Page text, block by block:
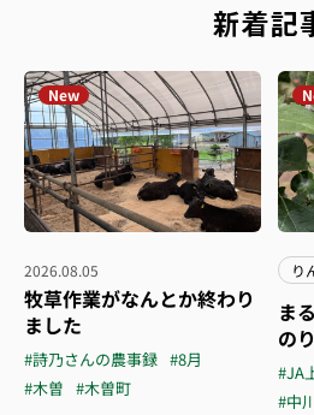
新着記
New
2026.08.05
牧草作業がなんとか終わり
ました
#詩乃さんの農事録 #8月
#木曽 #木曽町
り
ま
の
#JA
#中